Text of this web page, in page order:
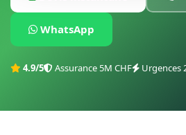
WhatsApp
4.9/5 Assurance 5M CHF Urgences